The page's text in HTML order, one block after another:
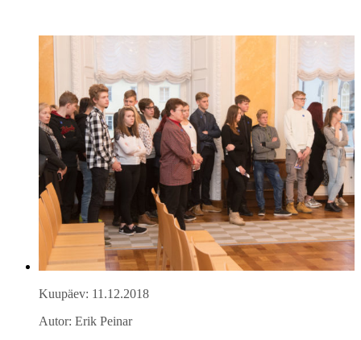
Kuupäev: 11.12.2018
Autor: Erik Peinar